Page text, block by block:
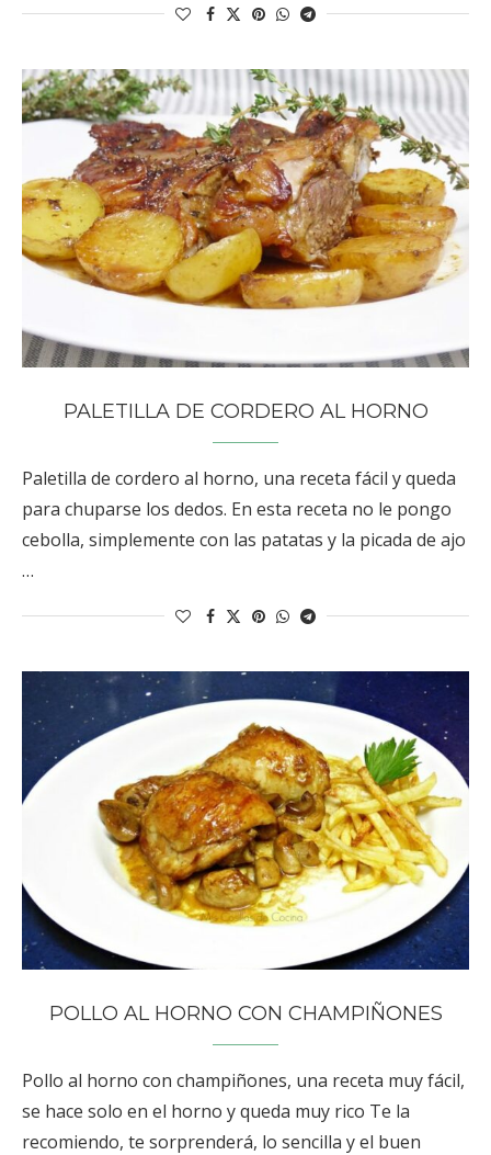
PALETILLA DE CORDERO AL HORNO
Paletilla de cordero al horno, una receta fácil y queda
para chuparse los dedos. En esta receta no le pongo
cebolla, simplemente con las patatas y la picada de ajo
…
POLLO AL HORNO CON CHAMPIÑONES
Pollo al horno con champiñones, una receta muy fácil,
se hace solo en el horno y queda muy rico Te la
recomiendo, te sorprenderá, lo sencilla y el buen